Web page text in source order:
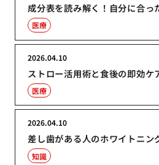
成分表を読み解く！自分に合っ
医療
ストロー活用術と食後の即効ケ
2026.04.10
医療
差し歯がある人のホワイトニン
2026.04.10
知識